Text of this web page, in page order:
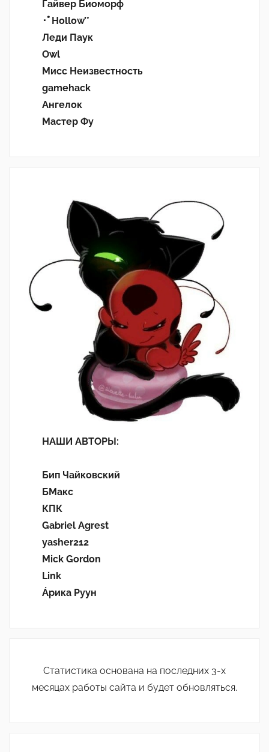
Гайвер Биоморф
･ﾟHollow’°
Леди Паук
Owl
Мисс Неизвестность
gamehack
Ангелок
Мастер Фу
НАШИ АВТОРЫ:
Бип Чайковский
БМакс
КПК
Gabriel Agrest
yasher212
Mick Gordon
Link
Áрика Руун
Статистика основана на последних 3-х
месяцах работы сайта и будет обновляться.